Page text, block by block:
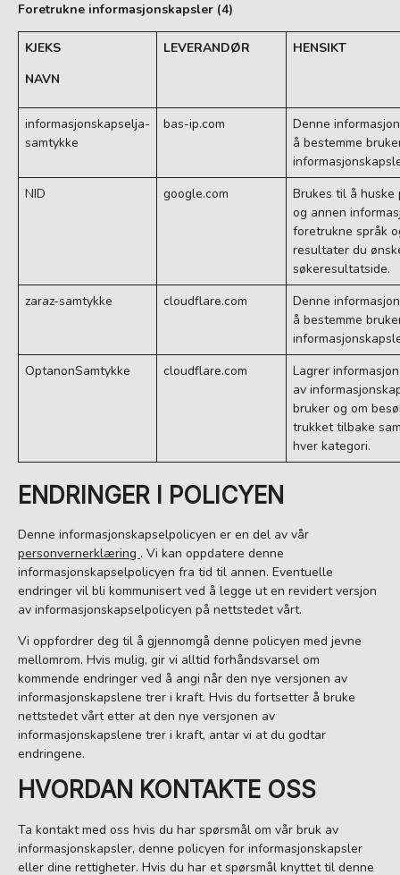
Foretrukne informasjonskapsler (4)
KJEKS
NAVN
LEVERANDØR HENSIKT
informasjonskapselja-
samtykke
bas-ip.com
Denne
å bestemme
NID
google.com
Brukes til å huske
og annen
foretrukne språk
resultater du
søkeresultatside.
zaraz-samtykke
cloudflare.com
Denne
å bestemme
OptanonSamtykke
cloudflare.com
Lagrer
av
bruker og om
trukket tilbake
hver kategori.
ENDRINGER I POLICYEN
Denne informasjonskapselpolicyen er en del av vår
personvernerklæring . Vi kan oppdatere denne
informasjonskapselpolicyen fra tid til annen. Eventuelle
endringer vil bli kommunisert ved å legge ut en revidert versjon
av informasjonskapselpolicyen på nettstedet vårt.
Vi oppfordrer deg til å gjennomgå denne policyen med jevne
mellomrom. Hvis mulig, gir vi alltid forhåndsvarsel om
kommende endringer ved å angi når den nye versjonen av
informasjonskapslene trer i kraft. Hvis du fortsetter å bruke
nettstedet vårt etter at den nye versjonen av
informasjonskapslene trer i kraft, antar vi at du godtar
endringene.
HVORDAN KONTAKTE OSS
Ta kontakt med oss hvis du har spørsmål om vår bruk av
informasjonskapsler, denne policyen for informasjonskapsler
eller dine rettigheter. Hvis du har et spørsmål knyttet til denne